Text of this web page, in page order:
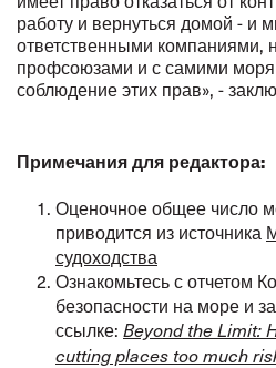
работу и вернуться домой - и
ответственными компаниями,
профсоюзами и с самими
соблюдение этих прав», -
Примечания для редактора:
Оценочное общее число
приводится из источника
судоходства
Ознакомьтесьсотчетом
безопасности на море и
ссылке: Beyond the Limit:
cutting places too much